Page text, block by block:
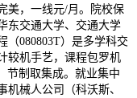
美，一线元/月。院校保
东交通大学、交通大学
（080803T）是多学科交
较机手艺，课程包罗机
节制取集成。就业集中
机械人公司（科沃斯、